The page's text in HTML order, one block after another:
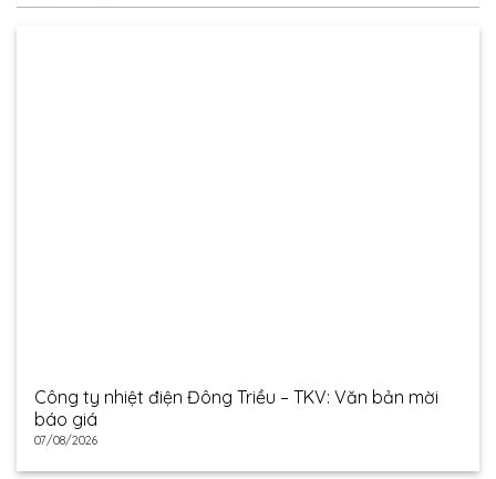
Công ty nhiệt điện Đông Triều – TKV: Văn bản mời
báo giá
07/08/2026